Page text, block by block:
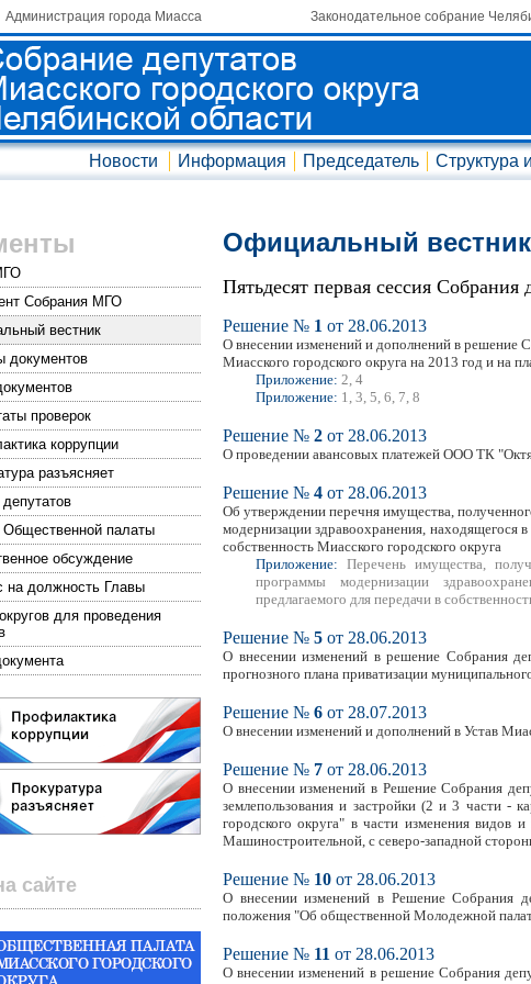
Администрация города Миасса Законодательное собрание
Новости Информация Председатель Структура
Собрания МГО
вестник
документов
проверок
коррупции
разъясняет
палаты
обсуждение
на должность Главы
для проведения
сайте
Официальный
Пятьдесят первая сессия Собрания
Решение № 1 от 28.06.2013
О внесении изменений и дополнений в решение
Миасского городского округа на 2013 год и на
Приложение: 2, 4
Приложение: 1, 3, 5, 6, 7, 8
Решение № 2 от 28.06.2013
О проведении авансовых платежей ООО ТК
Решение № 4 от 28.06.2013
Об утверждении перечня имущества,
модернизации здравоохранения, находящегося
собственность Миасского городского округа
Приложение: Перечень имущества,
программы модернизации
предлагаемого для передачи в
Решение № 5 от 28.06.2013
О внесении изменений в решение Собрания
прогнозного плана приватизации
Решение № 6 от 28.07.2013
О внесении изменений и дополнений в Устав
Решение № 7 от 28.06.2013
О внесении изменений в Решение Собрания
землепользования и застройки (2 и 3 части -
городского округа" в части изменения видов
Машиностроительной, с северо-западной
Решение № 10 от 28.06.2013
О внесении изменений в Решение Собрания
положения "Об общественной Молодежной
Решение № 11 от 28.06.2013
О внесении изменений в решение Собрания